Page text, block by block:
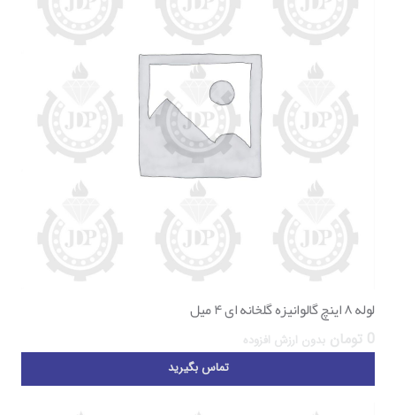
لوله ۸ اینچ گالوانیزه گلخانه ای ۴ میل
0 تومان بدون ارزش افزوده
تماس بگیرید